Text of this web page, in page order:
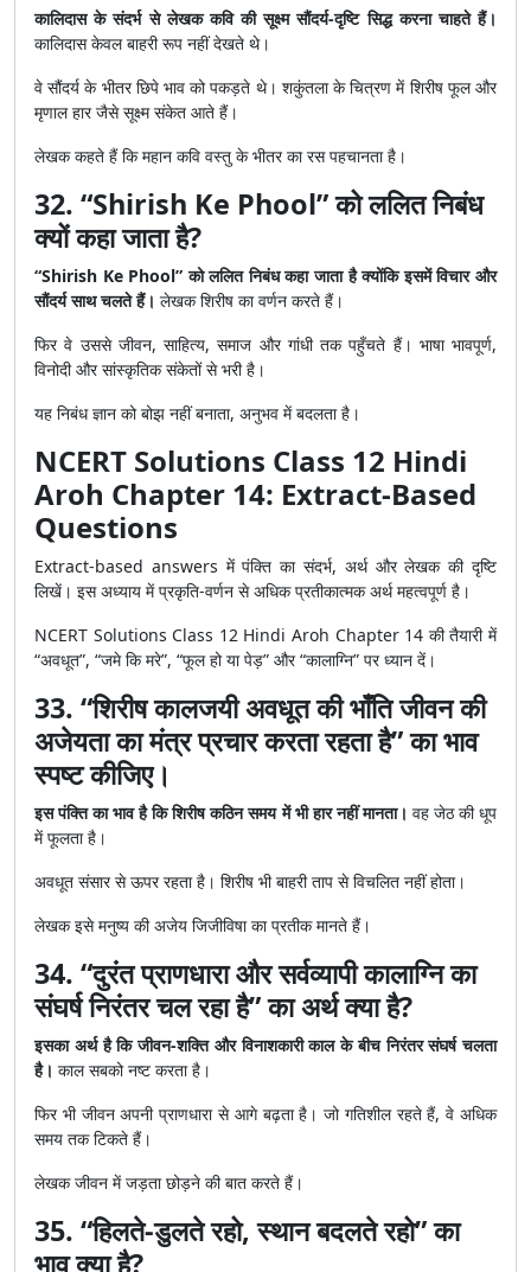
कालिदास के संदर्भ से लेखक कवि की सूक्ष्म सौंदर्य-दृष्टि सिद्ध करना चाहते हैं।
कालिदास केवल बाहरी रूप नहीं देखते थे।
वे सौंदर्य के भीतर छिपे भाव को पकड़ते थे। शकुंतला के चित्रण में शिरीष फूल और
मृणाल हार जैसे सूक्ष्म संकेत आते हैं।
लेखक कहते हैं कि महान कवि वस्तु के भीतर का रस पहचानता है।
32. “Shirish Ke Phool” को ललित निबंध
क्यों कहा जाता है?
“Shirish Ke Phool” को ललित निबंध कहा जाता है क्योंकि इसमें विचार और
सौंदर्य साथ चलते हैं। लेखक शिरीष का वर्णन करते हैं।
फिर वे उससे जीवन, साहित्य, समाज और गांधी तक पहुँचते हैं। भाषा भावपूर्ण,
विनोदी और सांस्कृतिक संकेतों से भरी है।
यह निबंध ज्ञान को बोझ नहीं बनाता, अनुभव में बदलता है।
NCERT Solutions Class 12 Hindi
Aroh Chapter 14: Extract-Based
Questions
Extract-based answers में पंक्ति का संदर्भ, अर्थ और लेखक की दृष्टि
लिखें। इस अध्याय में प्रकृति-वर्णन से अधिक प्रतीकात्मक अर्थ महत्वपूर्ण है।
NCERT Solutions Class 12 Hindi Aroh Chapter 14 की तैयारी में
“अवधूत”, “जमे कि मरे”, “फूल हो या पेड़” और “कालाग्नि” पर ध्यान दें।
33. “शिरीष कालजयी अवधूत की भाँति जीवन की
अजेयता का मंत्र प्रचार करता रहता है” का भाव
स्पष्ट कीजिए।
इस पंक्ति का भाव है कि शिरीष कठिन समय में भी हार नहीं मानता। वह जेठ की धूप
में फूलता है।
अवधूत संसार से ऊपर रहता है। शिरीष भी बाहरी ताप से विचलित नहीं होता।
लेखक इसे मनुष्य की अजेय जिजीविषा का प्रतीक मानते हैं।
34. “दुरंत प्राणधारा और सर्वव्यापी कालाग्नि का
संघर्ष निरंतर चल रहा है” का अर्थ क्या है?
इसका अर्थ है कि जीवन-शक्ति और विनाशकारी काल के बीच निरंतर संघर्ष चलता
है। काल सबको नष्ट करता है।
फिर भी जीवन अपनी प्राणधारा से आगे बढ़ता है। जो गतिशील रहते हैं, वे अधिक
समय तक टिकते हैं।
लेखक जीवन में जड़ता छोड़ने की बात करते हैं।
35. “हिलते-डुलते रहो, स्थान बदलते रहो” का
भाव क्या है?